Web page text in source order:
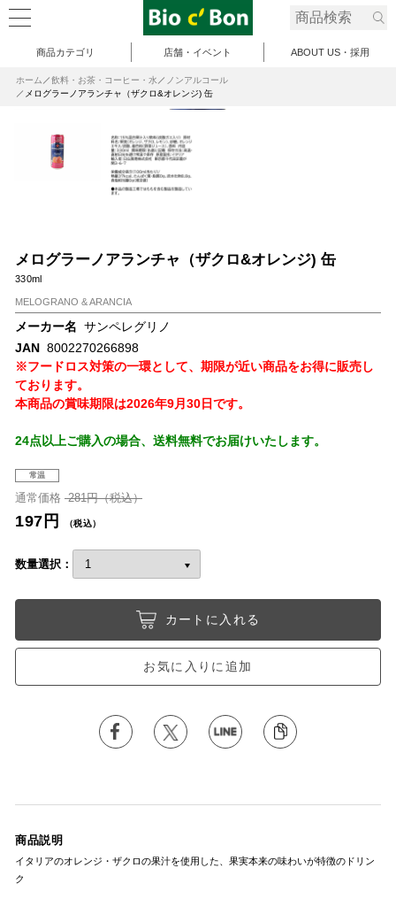
商品カテゴリ 店舗・イベント ABOUT US・採用
ホーム 飲料・お茶・コーヒー・水
ノンアルコール
メログラーノアランチャ（ザクロ&オレンジ) 缶
メログラーノアランチャ（ザクロ&オレンジ) 缶
330ml
MELOGRANO & ARANCIA
メーカー名 サンペレグリノ
JAN 8002270266898
※フードロス対策の一環として、期限が近い商品をお得に販売し
ております。
本商品の賞味期限は2026年9月30日です。
24点以上ご購入の場合、送料無料でお届けいたします。
常温
通常価格 281円（税込）
197円 （税込）
数量選択：
カートに入れる
お気に入りに追加
商品説明
イタリアのオレンジ・ザクロの果汁を使用した、果実本来の味わいが特徴のドリン
ク